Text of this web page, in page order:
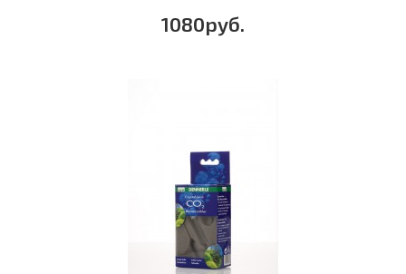
1080руб.